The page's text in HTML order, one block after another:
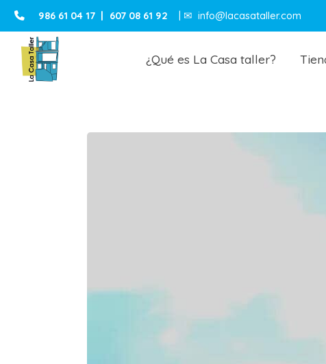
986 61 04 17 | 607 08 61 92 | ✉ info@lacasataller.com
¿Qué es La Casa taller?